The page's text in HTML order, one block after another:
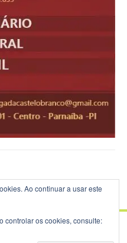
by FameThemes.
Ao continuar a usar este
controlar os cookies, consulte: